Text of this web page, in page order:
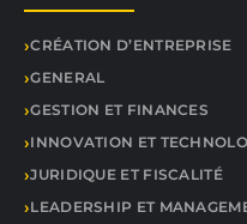
CRÉATION D’ENTREPRISE
GENERAL
GESTION ET FINANCES
INNOVATION ET
JURIDIQUE ET FISCALITÉ
LEADERSHIP ET